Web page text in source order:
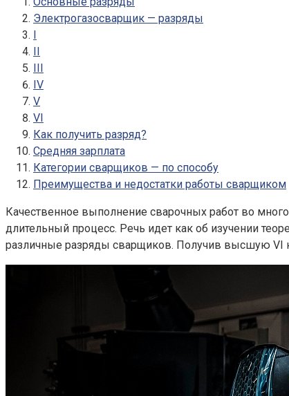
Электрогазосварщик — разряды
I
II
III
IV
V
VI
Как получить разряд?
Средняя зарплата
Категории сварщиков — по способу
Преимущества и недостатки работы сварщиком
Качественное выполнение сварочных работ во
длительный процесс. Речь идет как об изучении
различные разряды сварщиков. Получив высшую VI